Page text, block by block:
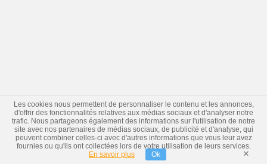
Les cookies nous permettent de personnaliser le contenu et les annonces,
d'offrir des fonctionnalités relatives aux médias sociaux et d'analyser notre
trafic. Nous partageons également des informations sur l'utilisation de notre
site avec nos partenaires de médias sociaux, de publicité et d'analyse, qui
peuvent combiner celles-ci avec d'autres informations que vous leur avez
fournies ou qu'ils ont collectées lors de votre utilisation de leurs services.
En savoir plus
Ok ×